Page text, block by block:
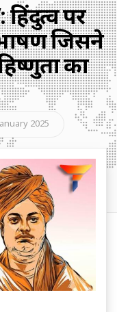
हिंदुत्व पर
जिसने
का
2025